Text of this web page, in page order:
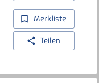
Merkliste
Teilen